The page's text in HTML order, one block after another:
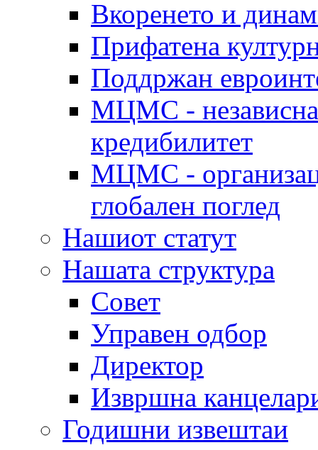
Вкоренето и
Прифатена
Поддржан
МЦМС - независна
кредибилитет
МЦМС -
глобален поглед
Нашиот статут
Нашата структура
Совет
Управен одбор
Директор
Извршна
Годишни извештаи